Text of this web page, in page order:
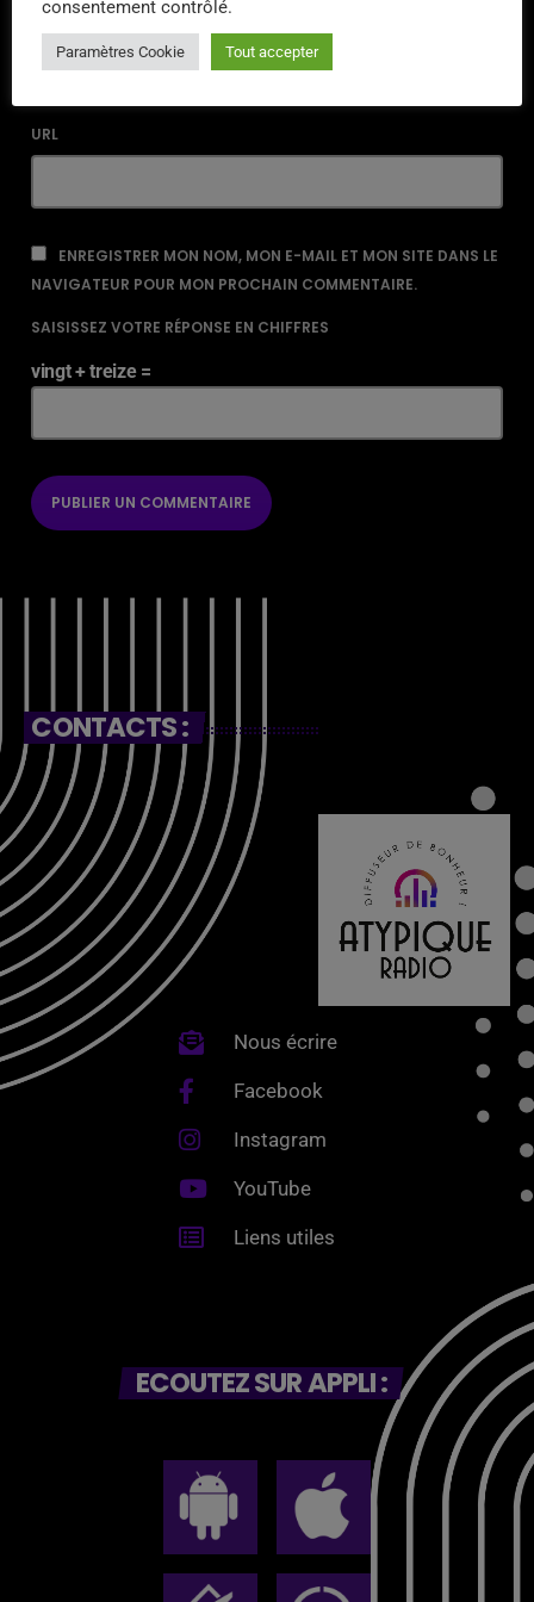
URL
ENREGISTRER MON NOM, MON E-MAIL ET MON SITE DANS LE
NAVIGATEUR POUR MON PROCHAIN COMMENTAIRE.
SAISISSEZ VOTRE RÉPONSE EN CHIFFRES
vingt + treize =
CONTACTS :
Nous écrire
Facebook
Instagram
YouTube
Liens utiles
ECOUTEZ SUR APPLI :
consentement contrôlé.
Paramètres Cookie Tout accepter